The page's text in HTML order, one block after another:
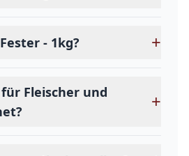
- 1kg? +
Fleischer und
+